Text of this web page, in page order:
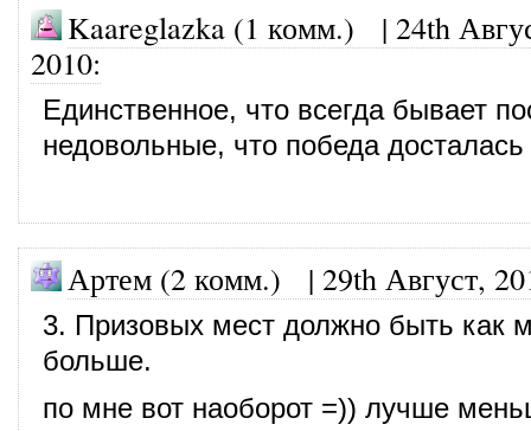
Kaareglazka (1 комм.) | 24th
2010:
Единственное, что всегда бывает
недовольные, что победа
Артем (2 комм.) | 29th Август,
3. Призовых мест должно быть как
больше.
по мне вот наоборот =)) лучше